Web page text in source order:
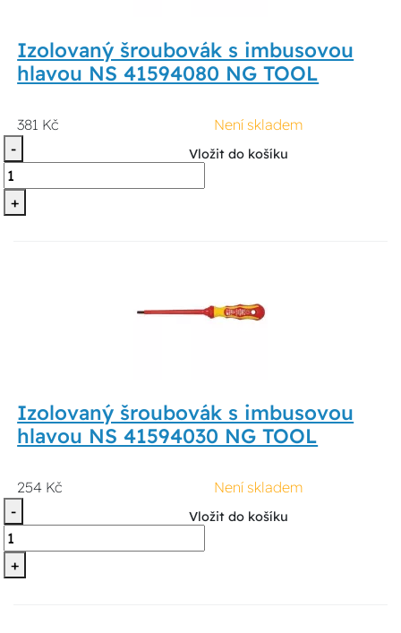
Izolovaný šroubovák s imbusovou
hlavou NS 41594080 NG TOOL
381 Kč
Není skladem
-
+
Vložit do košíku
Izolovaný šroubovák s imbusovou
hlavou NS 41594030 NG TOOL
254 Kč
Není skladem
-
+
Vložit do košíku